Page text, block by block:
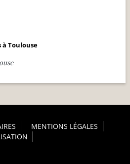
Toulouse
MENTIONS LÉGALES